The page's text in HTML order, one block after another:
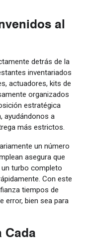
al
detrás de la
inventariados
actuadores, kits de
organizados
estratégica
ayudándonos a
más estrictos.
un número
asegura que
turbo completo
Con este
tiempos de
error, bien sea para
Cada